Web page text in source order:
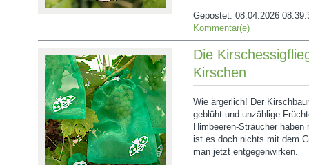
Gepostet: 08.04.2026
Kommentar(e)
Die
Kirschen
Wie ärgerlich! Der
geblüht und unzählige
Himbeeren-Sträucher
ist es doch nichts mit dem
man jetzt entgegenwirken.